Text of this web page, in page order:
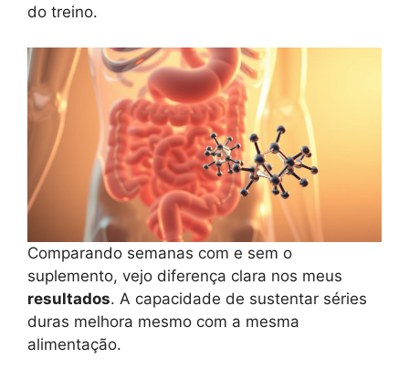
do treino.
Comparando semanas com e sem o
suplemento, vejo diferença clara nos meus
resultados. A capacidade de sustentar séries
duras melhora mesmo com a mesma
alimentação.